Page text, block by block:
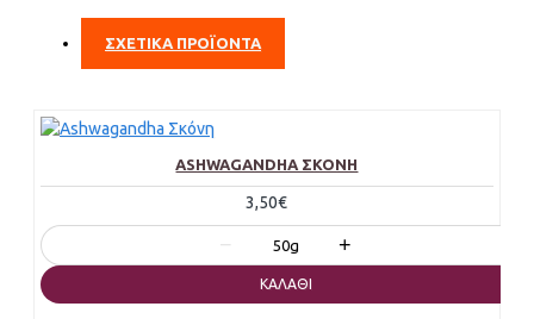
ΣΧΕΤΙΚΑ ΠΡΟΪΟΝΤΑ
ASHWAGANDHA ΣΚΌΝΗ
3,50€
− 50g +
ΚΑΛΆΘΙ